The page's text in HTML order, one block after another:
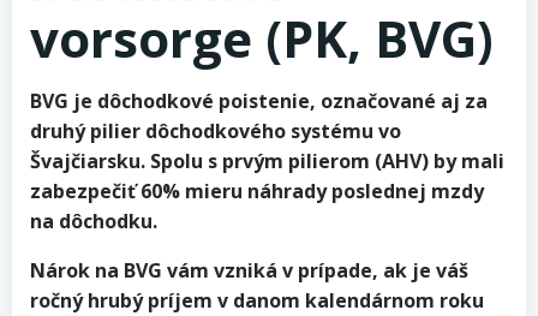
vorsorge (PK, BVG)
BVG je dôchodkové poistenie, označované aj za
druhý pilier dôchodkového systému vo
Švajčiarsku. Spolu s prvým pilierom (AHV) by mali
zabezpečiť 60% mieru náhrady poslednej mzdy
na dôchodku.
Nárok na BVG vám vzniká v prípade, ak je váš
ročný hrubý príjem v danom kalendárnom roku